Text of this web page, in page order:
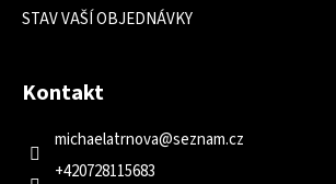
STAV VAŠÍ OBJEDNÁVKY
Kontakt
michaelatrnova@seznam.cz
+420728115683